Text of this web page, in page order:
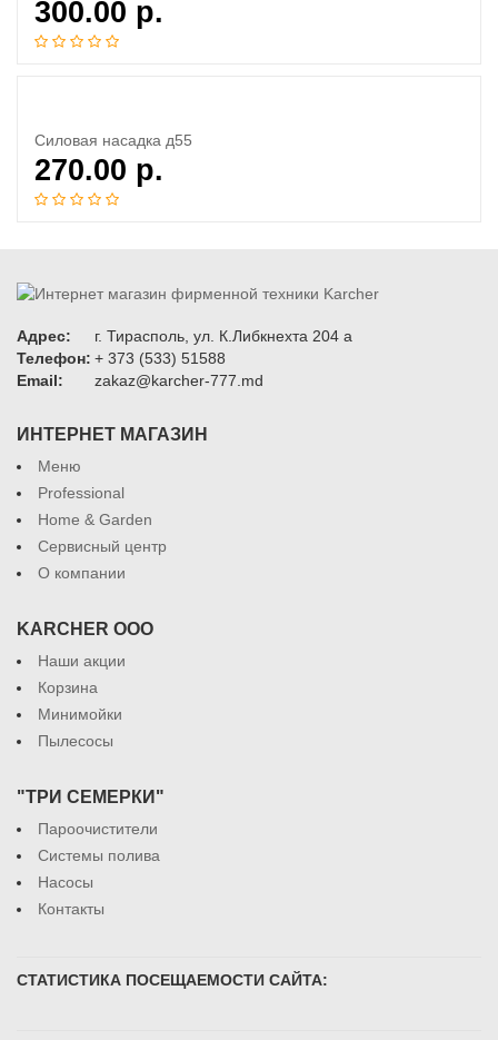
300.00 р.
Силовая насадка д55
270.00 р.
Адрес:
г. Тирасполь, ул. К.Либкнехта 204 а
Телефон: + 373 (533) 51588
Email:
zakaz@karcher-777.md
ИНТЕРНЕТ МАГАЗИН
Меню
Professional
Home & Garden
Сервисный центр
О компании
KARCHER ООО
Наши акции
Корзина
Минимойки
Пылесосы
"ТРИ СЕМЕРКИ"
Пароочистители
Системы полива
Насосы
Контакты
СТАТИСТИКА ПОСЕЩАЕМОСТИ САЙТА: